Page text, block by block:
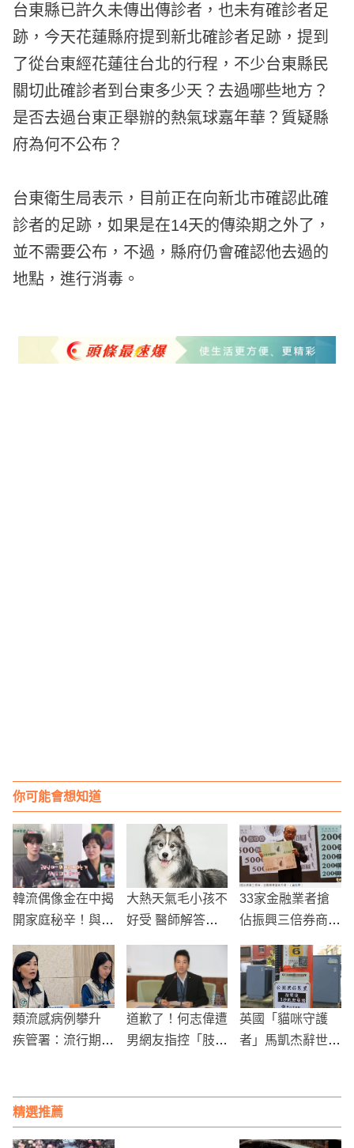
台東縣已許久未傳出傳診者，也未有確診者足
跡，今天花蓮縣府提到新北確診者足跡，提到
了從台東經花蓮往台北的行程，不少台東縣民
關切此確診者到台東多少天？去過哪些地方？
是否去過台東正舉辦的熱氣球嘉年華？質疑縣
府為何不公布？
台東衛生局表示，目前正在向新北市確認此確
診者的足跡，如果是在14天的傳染期之外了，
並不需要公布，不過，縣府仍會確認他去過的
地點，進行消毒。
你可能會想知道
韓流偶像金在中揭
開家庭秘辛！與美
震撼粉絲
大熱天氣毛小孩不
好受 醫師解答消
33家金融業者搶
佔振興三倍券商
出加碼大優惠！
類流感病例攀升
疾管署：流行期將
道歉了！何志偉遭
男網友指控「肢體
英國「貓咪守護
者」馬凱杰辭世
精選推薦